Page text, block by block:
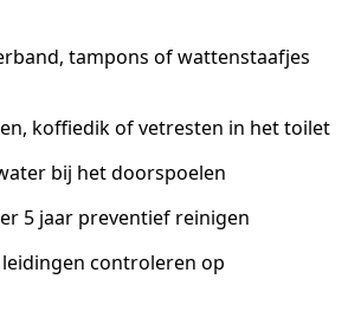
tampons of wattenstaafjes
koffiedik of vetresten in het toilet
bij het doorspoelen
5 jaar preventief reinigen
controleren op